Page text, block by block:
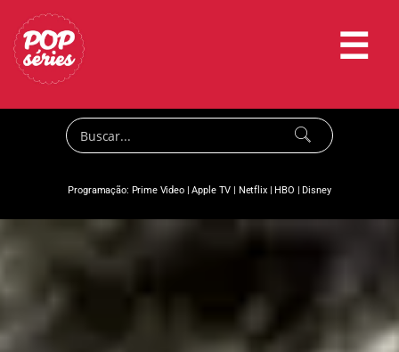
☰
Programação: Prime Video|Apple TV | Netflix|HBO |Disney